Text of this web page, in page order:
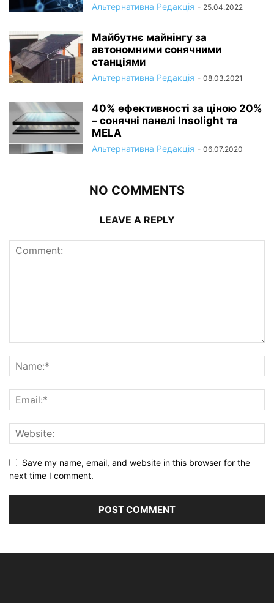
Альтернативна Редакція - 25.04.2022
Майбутнє майнінгу за
автономними сонячними
станціями
Альтернативна Редакція - 08.03.2021
40% ефективності за ціною 20%
– сонячні панелі Insolight та
MELA
Альтернативна Редакція - 06.07.2020
NO COMMENTS
LEAVE A REPLY
Save my name, email, and website in this browser for the
next time I comment.